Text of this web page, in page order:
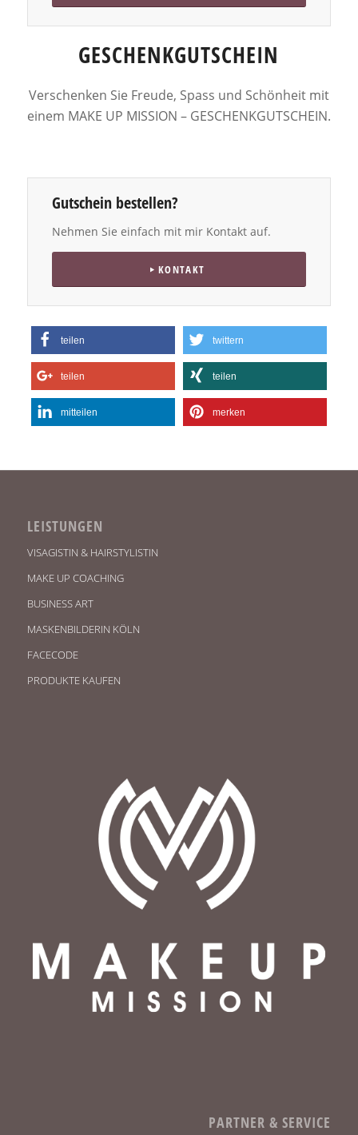
GESCHENKGUTSCHEIN
Verschenken Sie Freude, Spass und Schönheit mit
einem MAKE UP MISSION – GESCHENKGUTSCHEIN.
Gutschein bestellen?
Nehmen Sie einfach mit mir Kontakt auf.
KONTAKT
teilen twittern
teilen teilen
mitteilen merken
LEISTUNGEN
VISAGISTIN & HAIRSTYLISTIN
MAKE UP COACHING
BUSINESS ART
MASKENBILDERIN KÖLN
FACECODE
PRODUKTE KAUFEN
PARTNER & SERVICE